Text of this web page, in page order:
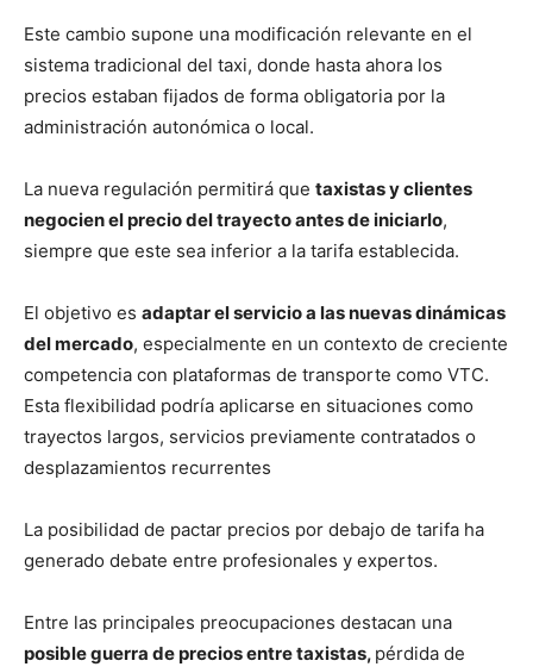
Este cambio supone una modificación relevante en el
sistema tradicional del taxi, donde hasta ahora los
precios estaban fijados de forma obligatoria por la
administración autonómica o local.
La nueva regulación permitirá que taxistas y clientes
negocien el precio del trayecto antes de iniciarlo,
siempre que este sea inferior a la tarifa establecida.
El objetivo es adaptar el servicio a las nuevas dinámicas
del mercado, especialmente en un contexto de creciente
competencia con plataformas de transporte como VTC.
Esta flexibilidad podría aplicarse en situaciones como
trayectos largos, servicios previamente contratados o
desplazamientos recurrentes
La posibilidad de pactar precios por debajo de tarifa ha
generado debate entre profesionales y expertos.
Entre las principales preocupaciones destacan una
posible guerra de precios entre taxistas, pérdida de